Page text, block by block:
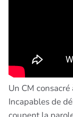
Un CM
Incapables de